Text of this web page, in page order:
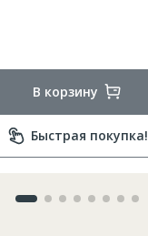
В корзину
Быстрая покупка!